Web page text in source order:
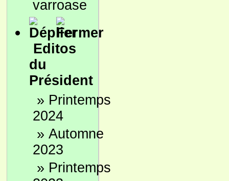
varroase
Editos
du
Président
» Printemps
2024
» Automne
2023
» Printemps